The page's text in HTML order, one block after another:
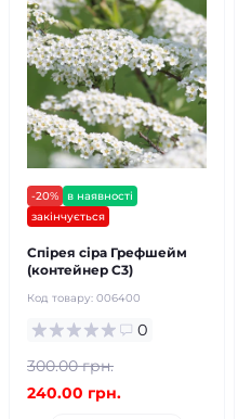
-20%
в наявності
закінчується
Спірея сіра Грефшейм
(контейнер С3)
Код товару: 006400
0
300.00 грн.
240.00 грн.